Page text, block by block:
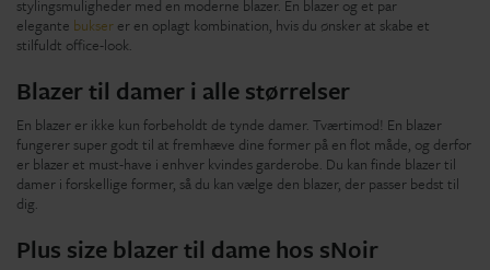
stylingsmuligheder med en moderne blazer. En blazer og et par
elegante bukser er en oplagt kombination, hvis du ønsker at skabe et
stilfuldt office-look.
Blazer til damer i alle størrelser
En blazer er ikke kun forbeholdt de tynde damer. Tværtimod! En blazer
fungerer super godt til at fremhæve dine former på en flot måde, og derfor
er blazer et must-have i enhver kvindes garderobe. Du kan finde blazer til
damer i forskellige former, så du kan vælge den blazer, der passer bedst til
dig.
Plus size blazer til dame hos sNoir